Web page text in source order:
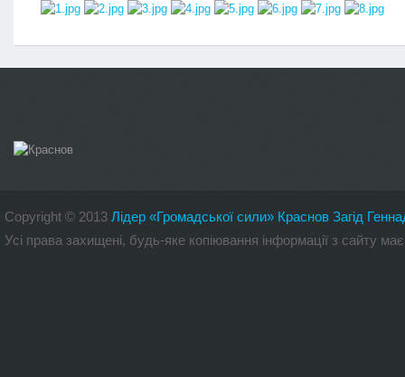
Copyright © 2013 Лідер «Громадської сили» Краснов Загід
Усі права захищені, будь-яке копіювання інформації з сайту